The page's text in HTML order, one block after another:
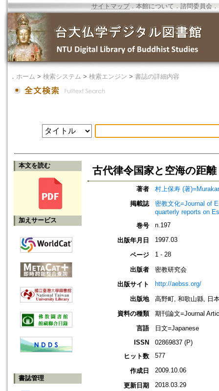
サイトマップ．本館について ． 諮問委員会 ．
． ホーム > 検索システム > 検索エンジン > 書誌の詳細内容
本文を読む
加えサービス
書誌管理
古代律令国家と空海の距離
著者
村上保寿 (著
掲載誌
密教文化=Journal of
quarterly reports on
巻号
n.197
出版年月日 1997.03
ページ 1 - 28
出版者
密教研究会
出版サイト
http://aebss.org/
出版地
高野町, 和歌山縣, 日
資料の種類
期刊論文=Journal
言語
日文=Japanese
ISSN
02869837 (P)
ヒット数
577
作成日 2009.10.06
更新日期 2018.03.29